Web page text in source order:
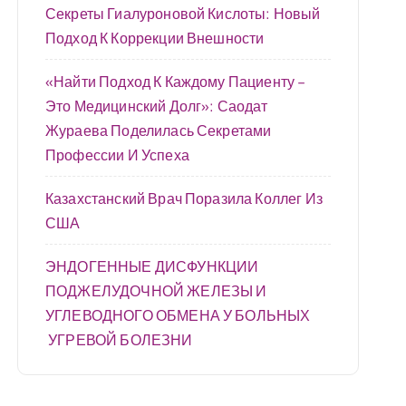
Секреты Гиалуроновой Кислоты: Новый
Подход К Коррекции Внешности
«Найти Подход К Каждому Пациенту –
Это Медицинский Долг»: Саодат
Жураева Поделилась Секретами
Профессии И Успеха
Казахстанский Врач Поразила Коллег Из
США
ЭНДОГЕННЫЕ ДИСФУНКЦИИ
ПОДЖЕЛУДОЧНОЙ ЖЕЛЕЗЫ И
УГЛЕВОДНОГО ОБМЕНА У БОЛЬНЫХ
УГРЕВОЙ БОЛЕЗНИ